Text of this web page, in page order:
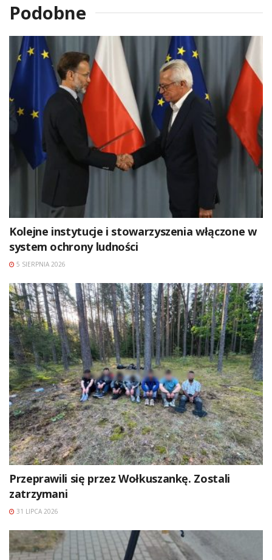
Podobne
Kolejne instytucje i stowarzyszenia włączone w
system ochrony ludności
5 SIERPNIA 2026
Przeprawili się przez Wołkuszankę. Zostali
zatrzymani
31 LIPCA 2026